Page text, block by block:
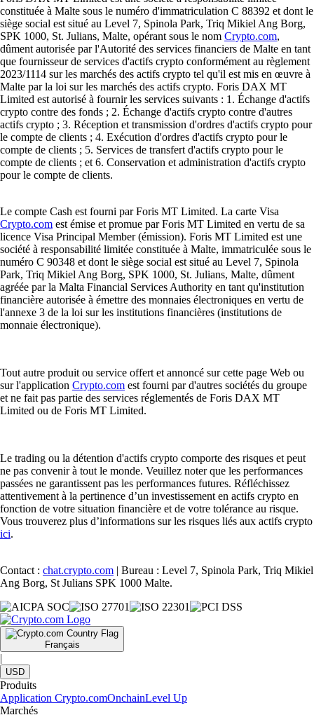
constituée à Malte sous le numéro d'immatriculation C 88392 et dont le
siège social est situé au Level 7, Spinola Park, Triq Mikiel Ang Borg,
SPK 1000, St. Julians, Malte, opérant sous le nom Crypto.com,
dûment autorisée par l'Autorité des services financiers de Malte en tant
que fournisseur de services d'actifs crypto conformément au règlement
2023/1114 sur les marchés des actifs crypto tel qu'il est mis en œuvre à
Malte par la loi sur les marchés des actifs crypto. Foris DAX MT
Limited est autorisé à fournir les services suivants : 1. Échange d'actifs
crypto contre des fonds ; 2. Échange d'actifs crypto contre d'autres
actifs crypto ; 3. Réception et transmission d'ordres d'actifs crypto pour
le compte de clients ; 4. Exécution d'ordres d'actifs crypto pour le
compte de clients ; 5. Services de transfert d'actifs crypto pour le
compte de clients ; et 6. Conservation et administration d'actifs crypto
pour le compte de clients.
Le compte Cash est fourni par Foris MT Limited. La carte Visa
Crypto.com est émise et promue par Foris MT Limited en vertu de sa
licence Visa Principal Member (émission). Foris MT Limited est une
société à responsabilité limitée constituée à Malte, immatriculée sous le
numéro C 90348 et dont le siège social est situé au Level 7, Spinola
Park, Triq Mikiel Ang Borg, SPK 1000, St. Julians, Malte, dûment
agréée par la Malta Financial Services Authority en tant qu'institution
financière autorisée à émettre des monnaies électroniques en vertu de
l'annexe 3 de la loi sur les institutions financières (institutions de
monnaie électronique).
Tout autre produit ou service offert et annoncé sur cette page Web ou
sur l'application Crypto.com est fourni par d'autres sociétés du groupe
et ne fait pas partie des services réglementés de Foris DAX MT
Limited ou de Foris MT Limited.
Le trading ou la détention d'actifs crypto comporte des risques et peut
ne pas convenir à tout le monde. Veuillez noter que les performances
passées ne garantissent pas les performances futures. Réfléchissez
attentivement à la pertinence d’un investissement en actifs crypto en
fonction de votre situation financière et de votre tolérance au risque.
Vous trouverez plus d’informations sur les risques liés aux actifs crypto
ici.
Contact : chat.crypto.com | Bureau : Level 7, Spinola Park, Triq Mikiel
Ang Borg, St Julians SPK 1000 Malte.
Français
|
USD
Produits
Application Crypto.comOnchainLevel Up
Marchés